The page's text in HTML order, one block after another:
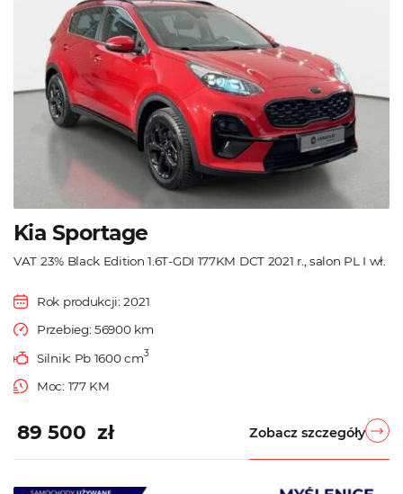
Kia Sportage
VAT 23% Black Edition 1.6T-GDI 177KM DCT 2021 r., salon PL I wł.
Rok produkcji: 2021
Przebieg: 56900 km
Silnik: Pb 1600 cm3
Moc: 177 KM
89 500 zł Zobacz szczegóły